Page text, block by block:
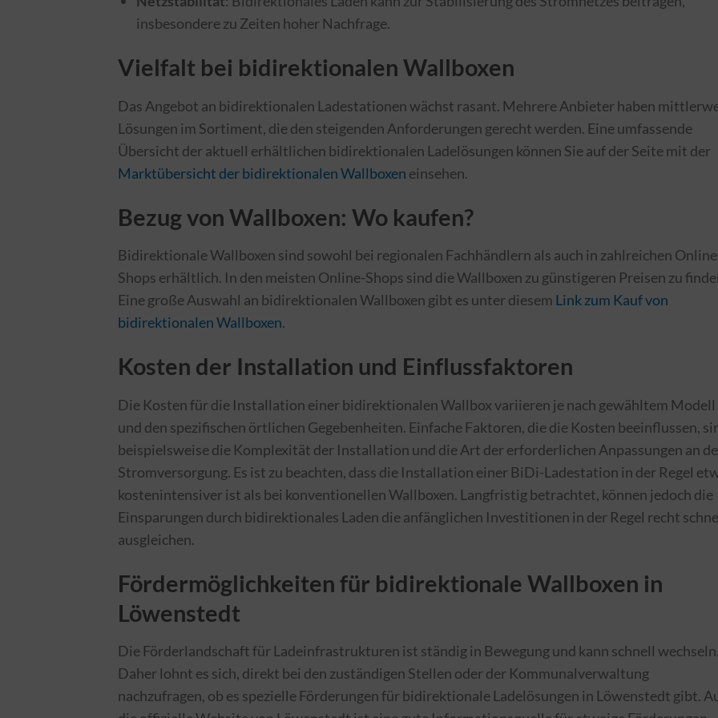
insbesondere zu Zeiten hoher Nachfrage.
Vielfalt bei bidirektionalen Wallboxen
Das Angebot an bidirektionalen Ladestationen wächst rasant. Mehrere Anbieter haben
Lösungen im Sortiment, die den steigenden Anforderungen gerecht werden. Eine umfassende
Übersicht der aktuell erhältlichen bidirektionalen Ladelösungen können Sie auf der Seite mit der
Marktübersicht der bidirektionalen Wallboxen einsehen.
Bezug von Wallboxen: Wo kaufen?
Bidirektionale Wallboxen sind sowohl bei regionalen Fachhändlern als auch in zahlreichen
Shops erhältlich. In den meisten Online-Shops sind die Wallboxen zu günstigeren Preisen zu
Eine große Auswahl an bidirektionalen Wallboxen gibt es unter diesem Link zum Kauf von
bidirektionalen Wallboxen.
Kosten der Installation und Einflussfaktoren
Die Kosten für die Installation einer bidirektionalen Wallbox variieren je nach gewähltem Modell
und den spezifischen örtlichen Gegebenheiten. Einfache Faktoren, die die Kosten beeinflussen,
beispielsweise die Komplexität der Installation und die Art der erforderlichen Anpassungen an
Stromversorgung. Es ist zu beachten, dass die Installation einer BiDi-Ladestation in der Regel
kostenintensiver ist als bei konventionellen Wallboxen. Langfristig betrachtet, können jedoch die
Einsparungen durch bidirektionales Laden die anfänglichen Investitionen in der Regel recht
ausgleichen.
Fördermöglichkeiten für bidirektionale Wallboxen in
Löwenstedt
Die Förderlandschaft für Ladeinfrastrukturen ist ständig in Bewegung und kann schnell wechseln.
Daher lohnt es sich, direkt bei den zuständigen Stellen oder der Kommunalverwaltung
nachzufragen, ob es spezielle Förderungen für bidirektionale Ladelösungen in Löwenstedt gibt.